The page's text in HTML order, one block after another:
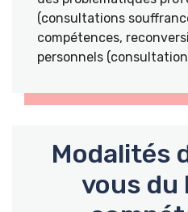
(consultations
compétences,
personnels
Modalités
vous du